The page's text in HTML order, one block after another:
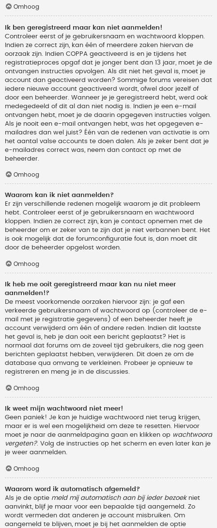
Omhoog
Ik ben geregistreerd maar kan niet aanmelden!
Controleer eerst of je gebruikersnaam en wachtwoord kloppen.
Indien ze correct zijn, kan één of meerdere zaken hiervan de
oorzaak zijn. Indien COPPA geactiveerd is en je tijdens het
registratieproces opgaf dat je jonger bent dan 13 jaar, moet je de
ontvangen instructies opvolgen. Als dit niet het geval is, moet je
account dan geactiveerd worden? Sommige forums vereisen dat
iedere nieuwe account geactiveerd wordt, ofwel door jezelf of
door een beheerder. Wanneer je je geregistreerd hebt, werd ook
medegedeeld of dit al dan niet nodig is. Indien je een e-mail
ontvangen hebt, moet je de daarin opgegeven instructies volgen.
Als je nooit een e-mail ontvangen hebt, was het opgegeven e-
mailadres dan wel juist? Één van de redenen van activatie is om
het aantal valse accounts te doen dalen. Als je zeker bent dat je
e-mailadres correct was, neem dan contact op met de
beheerder.
Omhoog
Waarom kan ik niet aanmelden?
Er zijn verschillende redenen mogelijk waarom je dit probleem
hebt. Controleer eerst of je gebruikersnaam en wachtwoord
kloppen. Indien ze correct zijn, kan je contact opnemen met de
beheerder om er zeker van te zijn dat je niet verbannen bent. Het
is ook mogelijk dat de forumconfiguratie fout is, dan moet dit
door de beheerder opgelost worden.
Omhoog
Ik heb me ooit geregistreerd maar kan nu niet meer
aanmelden!?
De meest voorkomende oorzaken hiervoor zijn: je gaf een
verkeerde gebruikersnaam of wachtwoord op (controleer de e-
mail met je registratie gegevens) of een beheerder heeft je
account verwijderd om één of andere reden. Indien dit laatste
het geval is, heb je dan ooit een bericht geplaatst? Het is
normaal dat forums om de zoveel tijd gebruikers, die nog geen
berichten geplaatst hebben, verwijderen. Dit doen ze om de
database qua omvang te verkleinen. Probeer je opnieuw te
registreren en meng je in de discussies.
Omhoog
Ik weet mijn wachtwoord niet meer!
Geen paniek! Je kan je huidige wachtwoord niet terug krijgen,
maar er is wel een mogelijkheid om deze te resetten. Hiervoor
moet je naar de aanmeldpagina gaan en klikken op wachtwoord
vergeten?. Volg de instructies op het scherm en even later kan je
je weer aanmelden.
Omhoog
Waarom word ik automatisch afgemeld?
Als je de optie meld mij automatisch aan bij ieder bezoekniet
aanvinkt, blijf je maar voor een bepaalde tijd aangemeld. Zo
wordt vermeden dat anderen je account misbruiken. Om
aangemeld te blijven, moet je bij het aanmelden de optie